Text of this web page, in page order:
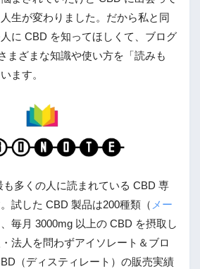
生が変わりました。だから私と同
に CBD を知ってほしくて、ブログ
まざまな知識や使い方を「読みも
ます。
多くの人に読まれている CBD 専
試した CBD 製品は200種類（ メー
毎月 3000mg 以上の CBD を摂取し
法人を問わずアイソレート＆ブロ
（ディスティレート）の販売実績